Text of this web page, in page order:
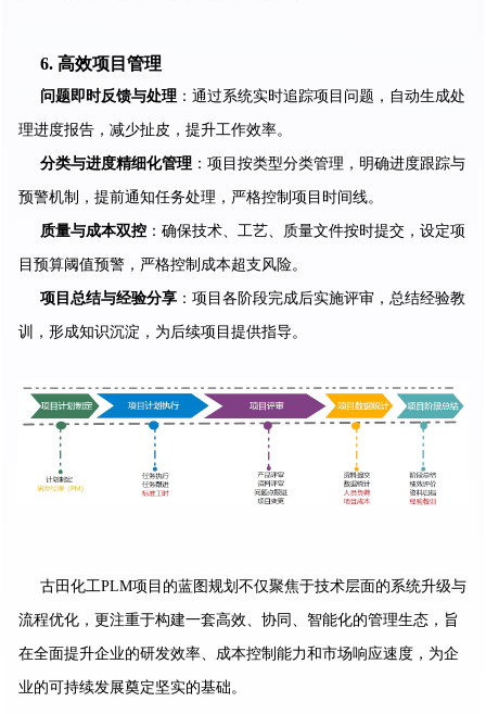
6. 高效项目管理
问题即时反馈与处理 ：通过系统实时追踪项目问题，自动生成处
理进度报告，减少扯皮，提升工作效率。
分类与进度精细化管理 ：项目按类型分类管理，明确进度跟踪与
预警机制，提前通知任务处理，严格控制项目时间线。
质量与成本双控 ：确保技术、工艺、质量文件按时提交，设定项
目预算阈值预警，严格控制成本超支风险。
项目总结与经验分享 ：项目各阶段完成后实施评审，总结经验教
训，形成知识沉淀，为后续项目提供指导。
古田化工PLM项目的蓝图规划不仅聚焦于技术层面的系统升级与
流程优化，更注重于构建一套高效、协同、智能化的管理生态，旨
在全面提升企业的研发效率、成本控制能力和市场响应速度，为企
业的可持续发展奠定坚实的基础。